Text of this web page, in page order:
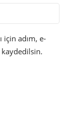
için adım, e-
kaydedilsin.